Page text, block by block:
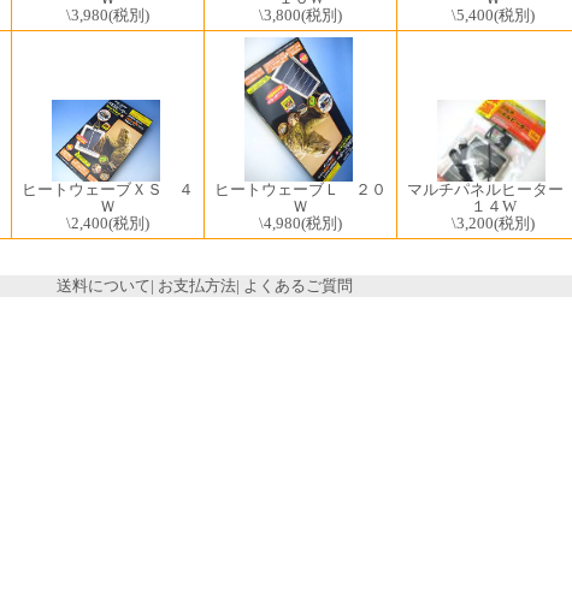
\3,980(税別)
\3,800(税別)
\5,400(税別)
ヒートウェーブＸＳ ４
Ｗ
\2,400(税別)
ヒートウェーブＬ ２０
Ｗ
\4,980(税別)
マルチパネルヒーター
１４W
\3,200(税別)
送料について| お支払方法| よくあるご質問